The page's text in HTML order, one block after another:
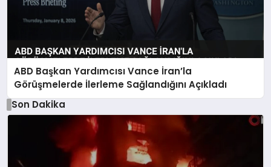
ABD Başkan Yardımcısı Vance İran’la
Görüşmelerde İlerleme Sağlandığını Açıkladı
Son Dakika